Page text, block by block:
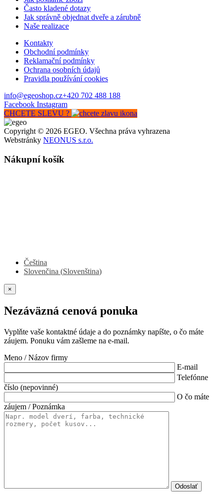
Často kladené dotazy
Jak správně objednat dveře a zárubně
Naše realizace
Kontakty
Obchodní podmínky
Reklamační podmínky
Ochrana osobních údajů
Pravidla používání cookies
info@egeoshop.cz+420 702 488 188
Facebook Instagram
CHCETE SLEVU ?
Copyright © 2026 EGEO. Všechna práva vyhrazena
Webstránky NEONUS s.r.o.
Nákupní košík
Čeština
Slovenčina (Slovenština)
×
Nezáväzná cenová ponuka
Vyplňte vaše kontaktné údaje a do poznámky napíšte, o čo máte
záujem. Ponuku vám zašleme na e-mail.
Meno / Názov firmy
E-mail
Telefónne
číslo (nepovinné)
O čo máte
záujem / Poznámka